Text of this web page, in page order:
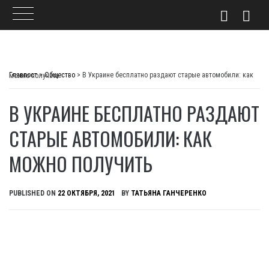
Главпост>Общество >
В Украине бесплатно раздают старые автомобили: как можно получить
В УКРАИНЕ БЕСПЛАТНО РАЗДАЮТ
СТАРЫЕ АВТОМОБИЛИ: КАК
МОЖНО ПОЛУЧИТЬ
PUBLISHED ON 22 ОКТЯБРЯ, 2021 BY ТАТЬЯНА ГАНЧЕРЕНКО